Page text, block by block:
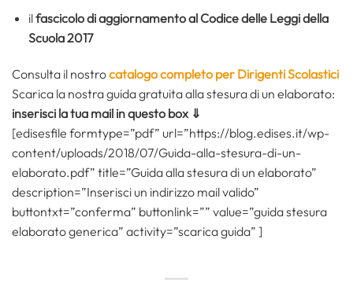
ilfascicolo di aggiornamento al Codice delle Leggi della
Scuola 2017
Consulta il nostrocatalogo completo per Dirigenti Scolastici
Scarica la nostra guida gratuita alla stesura di un elaborato:
inserisci la tua mail in questo box ⇓
[edisesfile formtype=”pdf” url=”https://blog.edises.it/wp-
content/uploads/2018/07/Guida-alla-stesura-di-un-
elaborato.pdf” title=”Guida alla stesura di un elaborato”
description=”Inserisci un indirizzo mail valido”
buttontxt=”conferma” buttonlink=”” value=”guida stesura
elaborato generica” activity=”scarica guida” ]